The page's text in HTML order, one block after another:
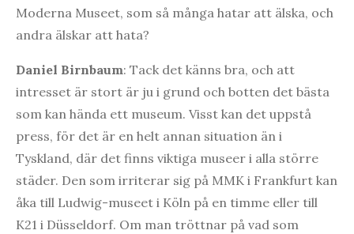
Moderna Museet, som så många hatar att älska, och
andra älskar att hata?
Daniel Birnbaum: Tack det känns bra, och att
intresset är stort är ju i grund och botten det bästa
som kan hända ett museum. Visst kan det uppstå
press, för det är en helt annan situation än i
Tyskland, där det finns viktiga museer i alla större
städer. Den som irriterar sig på MMK i Frankfurt kan
åka till Ludwig-museet i Köln på en timme eller till
K21 i Düsseldorf. Om man tröttnar på vad som